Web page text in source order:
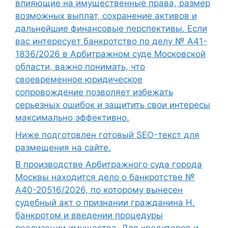
влияющие на имущественные права, размер
возможных выплат, сохранение активов и
дальнейшие финансовые перспективы. Если
вас интересует банкротство по делу № А41-
1836/2026 в Арбитражном суде Московской
области, важно понимать, что
своевременное юридическое
сопровождение позволяет избежать
серьезных ошибок и защитить свои интересы
максимально эффективно.
Ниже подготовлен готовый SEO-текст для
размещения на сайте.
В производстве Арбитражного суда города
Москвы находится дело о банкротстве №
А40-20516/2026, по которому вынесен
судебный акт о признании гражданина Н.
банкротом и введении процедуры